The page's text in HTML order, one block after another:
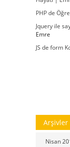
PHP de
Jquery ile
Emre
JS de form
Arşivler
Nisan